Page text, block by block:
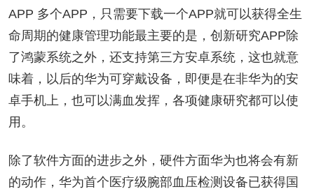
APP 多个APP，只需要下载一个APP就可以获得全生
命周期的健康管理功能最主要的是，创新研究APP除
了鸿蒙系统之外，还支持第三方安卓系统，这也就意
味着，以后的华为可穿戴设备，即便是在非华为的安
卓手机上，也可以满血发挥，各项健康研究都可以使
用。
除了软件方面的进步之外，硬件方面华为也将会有新
的动作，华为首个医疗级腕部血压检测设备已获得国